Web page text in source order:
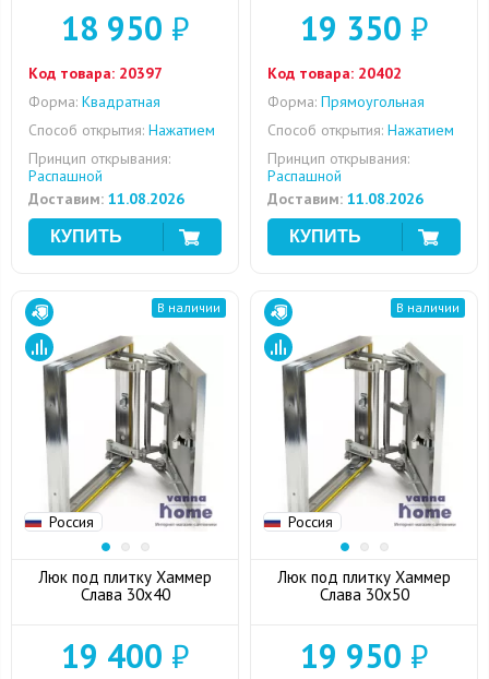
18 950 ₽
Код товара: 20397
Форма: Квадратная
Способ открытия: Нажатием
Принцип открывания:
Распашной
Доставим: 11.08.2026
19 350 ₽
Код товара: 20402
Форма: Прямоугольная
Способ открытия: Нажатием
Принцип открывания:
Распашной
Доставим: 11.08.2026
Россия
В наличии
Люк под плитку Хаммер
Слава 30x40
19 400 ₽
Россия
В наличии
Люк под плитку Хаммер
Слава 30x50
19 950 ₽